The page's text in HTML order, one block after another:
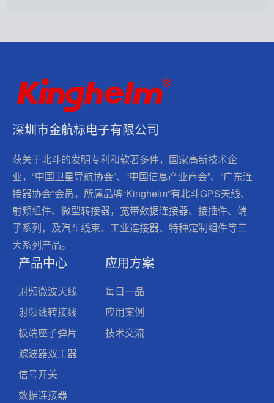
深圳市金航标电子有限公司
获关于北斗的发明专利和软著多件，国家高新技术企
业，“中国卫星导航协会”、“中国信息产业商会”、“广东连
接器协会”会员。所属品牌“Kinghelm”有北斗GPS天线、
射频组件、微型转接器，宽带数据连接器、接插件、端
子系列，及汽车线束、工业连接器、特种定制组件等三
大系列产品。
产品中心
射频微波天线
射频线转接线
板端座子弹片
滤波器双工器
信号开关
数据连接器
应用方案
每日一品
应用案例
技术交流